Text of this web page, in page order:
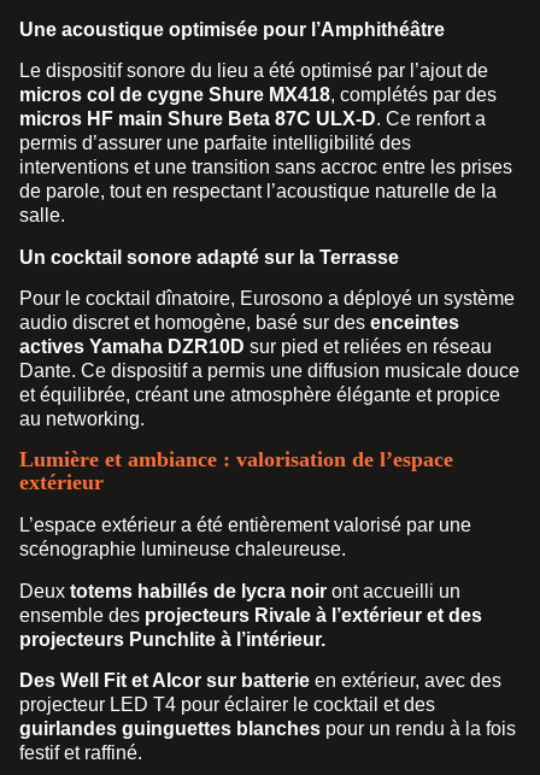
Une acoustique optimisée pour l’Amphithéâtre
Le dispositif sonore du lieu a été optimisé par l’ajout de
micros col de cygne Shure MX418, complétés par des
micros HF main Shure Beta 87C ULX-D. Ce renfort a
permis d’assurer une parfaite intelligibilité des
interventions et une transition sans accroc entre les prises
de parole, tout en respectant l’acoustique naturelle de la
salle.
Un cocktail sonore adapté sur la Terrasse
Pour le cocktail dînatoire, Eurosono a déployé un système
audio discret et homogène, basé sur des enceintes
actives Yamaha DZR10D sur pied et reliées en réseau
Dante. Ce dispositif a permis une diffusion musicale douce
et équilibrée, créant une atmosphère élégante et propice
au networking.
Lumière et ambiance : valorisation de l’espace
extérieur
L’espace extérieur a été entièrement valorisé par une
scénographie lumineuse chaleureuse.
Deux totems habillés de lycra noir ont accueilli un
ensemble des projecteurs Rivale à l’extérieur et des
projecteurs Punchlite à l’intérieur.
Des Well Fit et Alcor sur batterie en extérieur, avec des
projecteur LED T4 pour éclairer le cocktail et des
guirlandes guinguettes blanches pour un rendu à la fois
festif et raffiné.